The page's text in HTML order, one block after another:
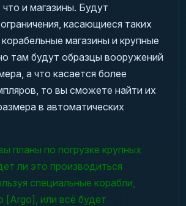
и магазины. Будут
касающиеся таких
магазины и крупные
там будут образцы вооружений
а что касается более
то вы сможете найти их
в автоматических
планы по погрузке крупных
ли это производиться
специальные корабли,
[Argo], или всё будет